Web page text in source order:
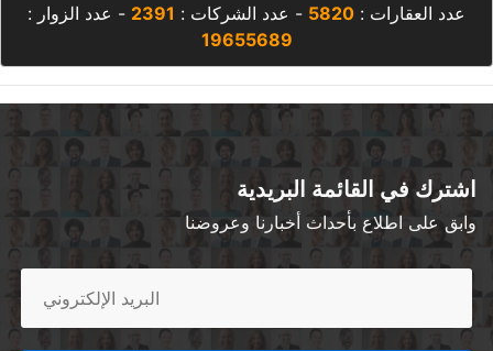
عدد العقارات : 5820 - عدد الشركات : 2391 - عدد الزوار :
19655689
اشترك في القائمة البريدية
وابق على اطلاع بأحداث أخبارنا وعروضنا